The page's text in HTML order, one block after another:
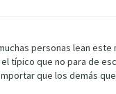
personas lean
típico que no para de
que los demás